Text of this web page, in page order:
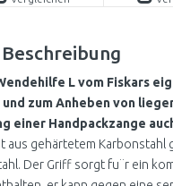
Beschreibung
L vom Fiskars
zum Anheben von
einer Handpackzange
aus gehärtetem
Der Griff sorgt fu¨r ein